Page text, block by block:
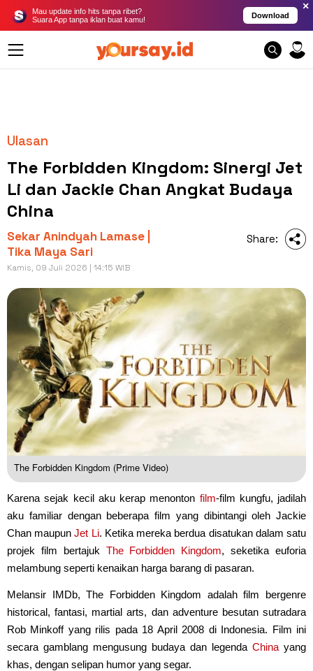
Mau update info hits tanpa ribet?
Suara App tanpa iklan buat kamu!
Download
×
Ulasan
The Forbidden Kingdom: Sinergi Jet
Li dan Jackie Chan Angkat Budaya
China
Sekar Anindyah Lamase |
Tika Maya Sari
Kamis, 09 Juli 2026 | 14:15 WIB
Share:
The Forbidden Kingdom (Prime Video)
Karena sejak kecil aku kerap menonton film-film kungfu, jadilah
aku familiar dengan beberapa film yang dibintangi oleh Jackie
Chan maupunJet Li. Ketika mereka berdua disatukan dalam satu
projek film bertajuk The Forbidden Kingdom, seketika euforia
melambung seperti kenaikan harga barang di pasaran.
Melansir IMDb, The Forbidden Kingdom adalah film bergenre
historical, fantasi, martial arts, dan adventure besutan sutradara
Rob Minkoff yang rilis pada 18 April 2008 di Indonesia. Film ini
secara gamblang mengusung budaya dan legenda China yang
khas, dengan selipan humor yang segar.